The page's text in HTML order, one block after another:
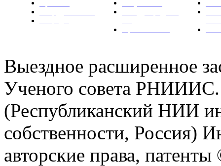
Выездное расширенное
Ученого совета
(Республиканский НИИ
собственности, Россия)
авторские права,